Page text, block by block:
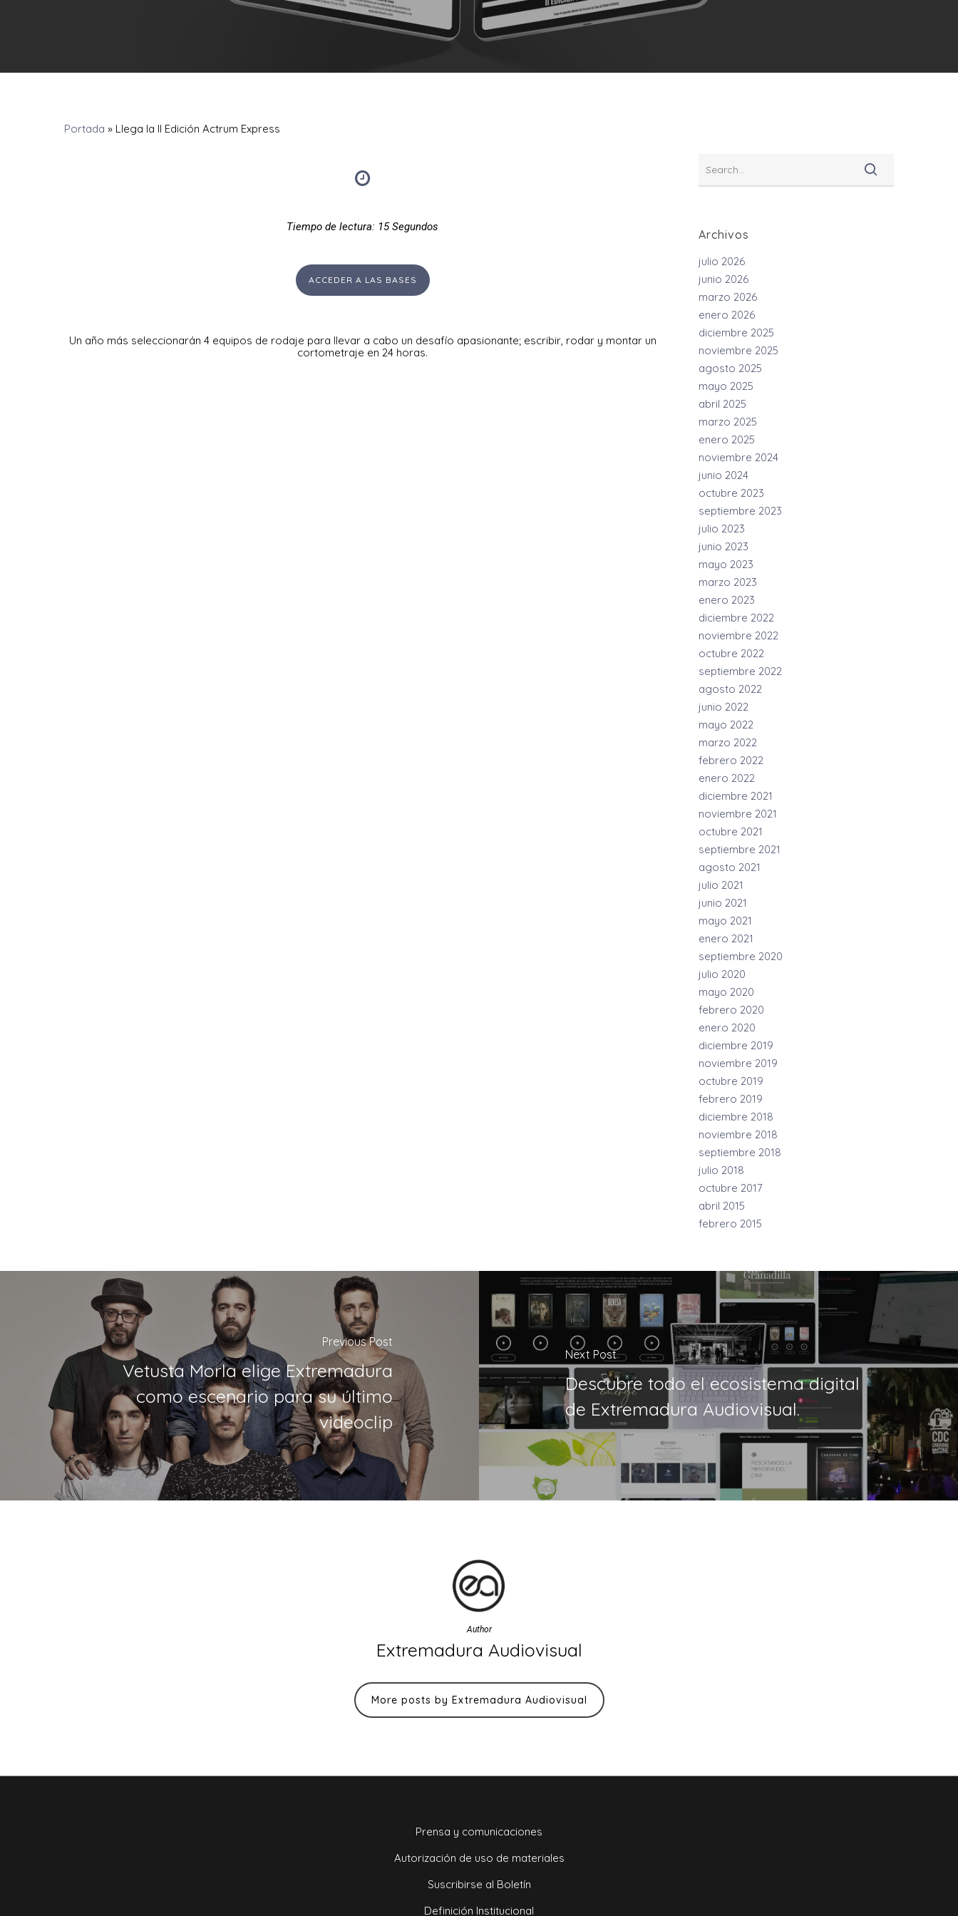
Portada » Llega la II Edición Actrum Express
Tiempo de lectura: 15 Segundos
ACCEDER A LAS BASES
Un año más seleccionarán 4 equipos de rodaje para llevar a cabo un desafío apasionante; escribir, rodar y montar un
cortometraje en 24 horas.
Archivos
julio 2026
junio 2026
marzo 2026
enero 2026
diciembre 2025
noviembre 2025
agosto 2025
mayo 2025
abril 2025
marzo 2025
enero 2025
noviembre 2024
junio 2024
octubre 2023
septiembre 2023
julio 2023
junio 2023
mayo 2023
marzo 2023
enero 2023
diciembre 2022
noviembre 2022
octubre 2022
septiembre 2022
agosto 2022
junio 2022
mayo 2022
marzo 2022
febrero 2022
enero 2022
diciembre 2021
noviembre 2021
octubre 2021
septiembre 2021
agosto 2021
julio 2021
junio 2021
mayo 2021
enero 2021
septiembre 2020
julio 2020
mayo 2020
febrero 2020
enero 2020
diciembre 2019
noviembre 2019
octubre 2019
febrero 2019
diciembre 2018
noviembre 2018
septiembre 2018
julio 2018
octubre 2017
abril 2015
febrero 2015
Previous Post
Vetusta Morla elige Extremadura
como escenario para su último
videoclip
Next Post
Descubre todo el ecosistema digital
de Extremadura Audiovisual.
Author
Extremadura Audiovisual
More posts by Extremadura Audiovisual
Prensa y comunicaciones
Autorización de uso de materiales
Suscribirse al Boletín
Definición Institucional